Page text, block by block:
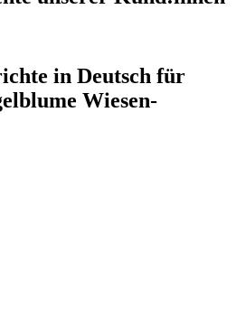
in Deutsch für
Wiesen-